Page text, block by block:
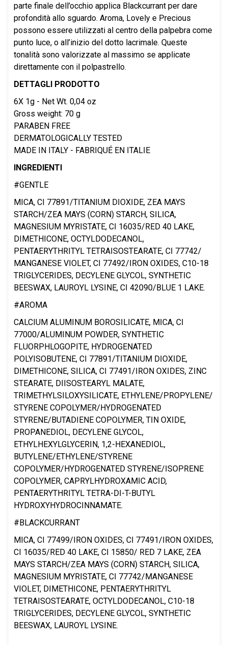
parte finale dell’occhio applica Blackcurrant per dare
profondità allo sguardo. Aroma, Lovely e Precious
possono essere utilizzati al centro della palpebra come
punto luce, o all’inizio del dotto lacrimale. Queste
tonalità sono valorizzate al massimo se applicate
direttamente con il polpastrello.
DETTAGLI PRODOTTO
6X 1g - Net Wt. 0,04 oz
Gross weight: 70 g
PARABEN FREE
DERMATOLOGICALLY TESTED
MADE IN ITALY - FABRIQUÉ EN ITALIE
INGREDIENTI
#GENTLE
MICA, CI 77891/TITANIUM DIOXIDE, ZEA MAYS
STARCH/ZEA MAYS (CORN) STARCH, SILICA,
MAGNESIUM MYRISTATE, CI 16035/RED 40 LAKE,
DIMETHICONE, OCTYLDODECANOL,
PENTAERYTHRITYL TETRAISOSTEARATE, CI 77742/
MANGANESE VIOLET, CI 77492/IRON OXIDES, C10-18
TRIGLYCERIDES, DECYLENE GLYCOL, SYNTHETIC
BEESWAX, LAUROYL LYSINE, CI 42090/BLUE 1 LAKE.
#AROMA
CALCIUM ALUMINUM BOROSILICATE, MICA, CI
77000/ALUMINUM POWDER, SYNTHETIC
FLUORPHLOGOPITE, HYDROGENATED
POLYISOBUTENE, CI 77891/TITANIUM DIOXIDE,
DIMETHICONE, SILICA, CI 77491/IRON OXIDES, ZINC
STEARATE, DIISOSTEARYL MALATE,
TRIMETHYLSILOXYSILICATE, ETHYLENE/PROPYLENE/
STYRENE COPOLYMER/HYDROGENATED
STYRENE/BUTADIENE COPOLYMER, TIN OXIDE,
PROPANEDIOL, DECYLENE GLYCOL,
ETHYLHEXYLGLYCERIN, 1,2-HEXANEDIOL,
BUTYLENE/ETHYLENE/STYRENE
COPOLYMER/HYDROGENATED STYRENE/ISOPRENE
COPOLYMER, CAPRYLHYDROXAMIC ACID,
PENTAERYTHRITYL TETRA-DI-T-BUTYL
HYDROXYHYDROCINNAMATE.
#BLACKCURRANT
MICA, CI 77499/IRON OXIDES, CI 77491/IRON OXIDES,
CI 16035/RED 40 LAKE, CI 15850/ RED 7 LAKE, ZEA
MAYS STARCH/ZEA MAYS (CORN) STARCH, SILICA,
MAGNESIUM MYRISTATE, CI 77742/MANGANESE
VIOLET, DIMETHICONE, PENTAERYTHRITYL
TETRAISOSTEARATE, OCTYLDODECANOL, C10-18
TRIGLYCERIDES, DECYLENE GLYCOL, SYNTHETIC
BEESWAX, LAUROYL LYSINE.